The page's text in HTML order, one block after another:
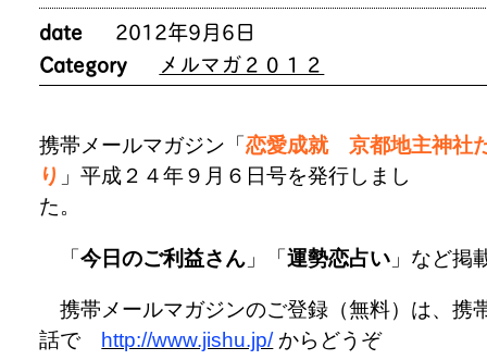
date
2012年9月6日
Category
メルマガ２０１２
携帯メールマガジン「恋愛成就 京都地主神社
り 」平成２４年９月６日号を発行しまし
た
「今日のご利益さん 」「運勢恋占い 」など掲
携帯メールマガジンのご登録（無料）は、携
話で http://www.jishu.jp/からどうぞ